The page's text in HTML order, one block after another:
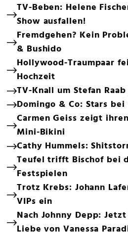
TV-Beben: Helene
Show ausfallen!
Fremdgehen? Kein
& Bushido
Hollywood-Traumpaar
Hochzeit
TV-Knall um Stefan
Domingo & Co: Stars
Carmen Geiss zeigt
Mini-Bikini
Cathy Hummels:
Teufel trifft Bischof bei
Festspielen
Trotz Krebs: Johann
VIPs ein
Nach Johnny Depp:
Liebe von Vanessa